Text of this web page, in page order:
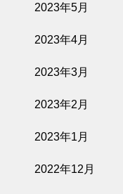
2023年5月
2023年4月
2023年3月
2023年2月
2023年1月
2022年12月